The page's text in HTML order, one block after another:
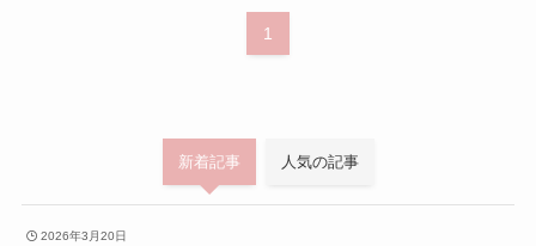
1
新着記事 人気の記事
2026年3月20日